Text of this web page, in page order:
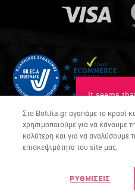
It seems
want to
Dont ask
DEVELOPED &
Στο Botilia.gr αγαπάμε το κρασί
χρησιμοποιούμε για να κάνουμε
καλύτερη και για να αναλύσουμε
επισκεψιμότητα του site μας.
ΡΥΘΜΙΣΕΙΣ